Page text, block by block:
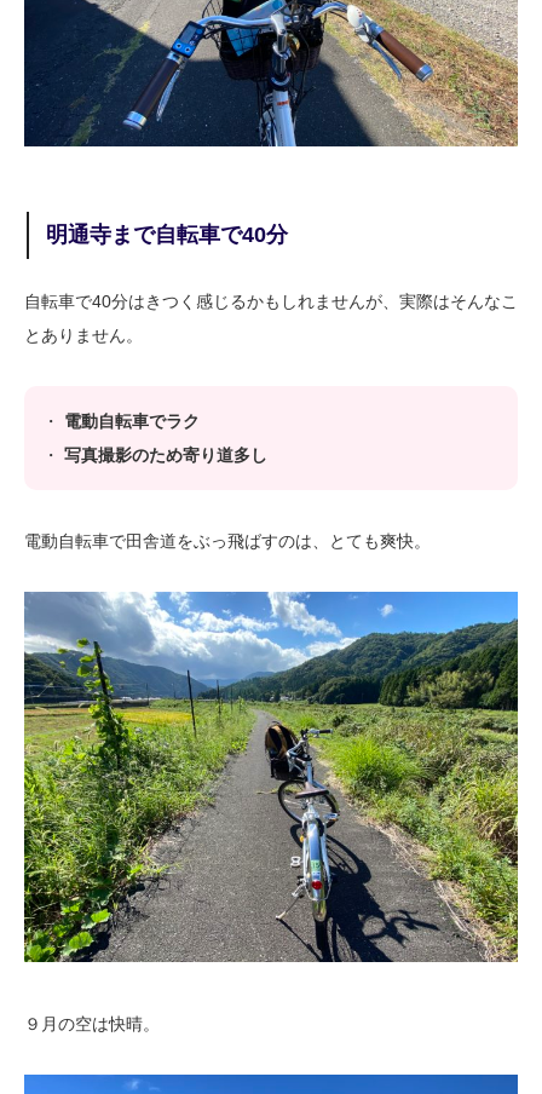
明通寺まで自転車で40分
自転車で40分はきつく感じるかもしれませんが、実際はそんなこ
とありません。
・ 電動自転車でラク
・ 写真撮影のため寄り道多し
電動自転車で田舎道をぶっ飛ばすのは、とても爽快。
９月の空は快晴。